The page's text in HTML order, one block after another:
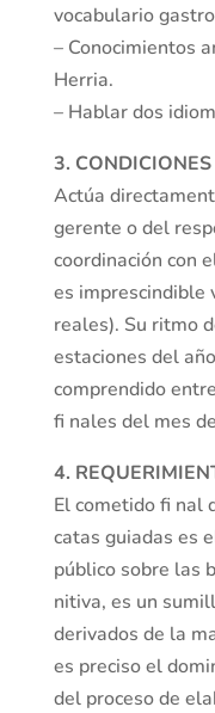
vocabulario
– Conocimientos
Herria.
– Hablar dos
3.
Actúa
gerente o del
coordinación con
es imprescindible
reales). Su ritmo
estaciones del
comprendido
fi nales del mes
4.
El cometido fi nal
catas guiadas es
público sobre las
nitiva, es un
derivados de la
es preciso el
del proceso de